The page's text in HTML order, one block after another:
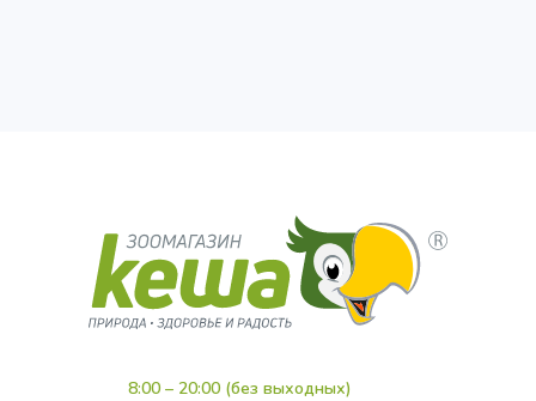
8:00 – 20:00 (без выходных)